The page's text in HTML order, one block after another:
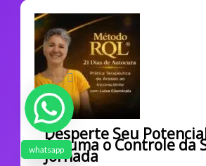
Fale Conosco
Desperte Seu
Assuma o Controle da
Jornada
whatsapp